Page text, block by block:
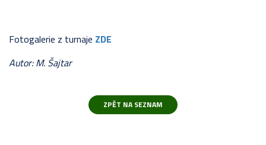
Fotogalerie z turnaje ZDE
Autor: M. Šajtar